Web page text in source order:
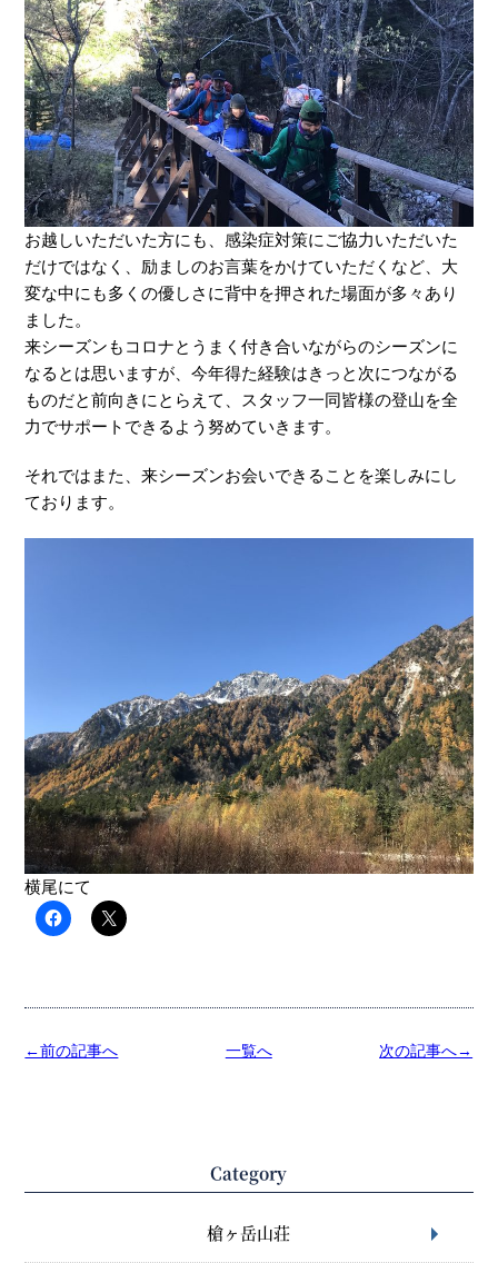
お越しいただいた方にも、感染症対策にご協力いただいた
だけではなく、励ましのお言葉をかけていただくなど、大
変な中にも多くの優しさに背中を押された場面が多々あり
ました。
来シーズンもコロナとうまく付き合いながらのシーズンに
なるとは思いますが、今年得た経験はきっと次につながる
ものだと前向きにとらえて、スタッフ一同皆様の登山を全
力でサポートできるよう努めていきます。
それではまた、来シーズンお会いできることを楽しみにし
ております。
横尾にて
←前の記事へ 一覧へ 次の記事へ→
Category
槍ヶ岳山荘